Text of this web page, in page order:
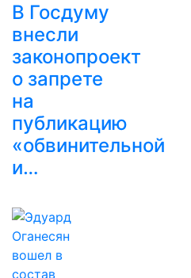
В Госдуму
внесли
законопроект
о запрете
на
публикацию
«обвинительной
и…